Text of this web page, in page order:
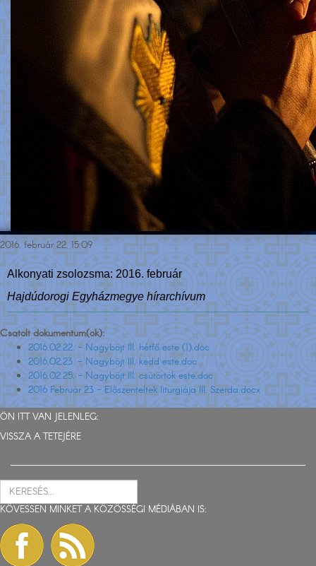
2016. február 22. 15:09
Alkonyati zsolozsma: 2016. február
Hajdúdorogi Egyházmegye hírarchívum
Csatolt dokumentum(ok):
2016.02.22. - Nagyböjt III. hétfő este (1).doc
2016.02.23. - Nagyböjt III. kedd este.doc
2016.02.25. - Nagyböjt III. csütörtök este.doc
2016 Február 23 - Előszenteltek liturgiája III. Szerda.docx
ÖN ITT VAN JELENLEG:
VISSZA A TETEJÉRE
KÖVESSEN MINKET A KÖZÖSSÉGI MÉDIÁBAN IS: